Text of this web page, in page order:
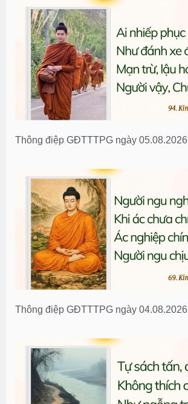
Thông điệp GĐTTTPG ngày 05.08.2026
Thông điệp GĐTTTPG ngày 04.08.2026